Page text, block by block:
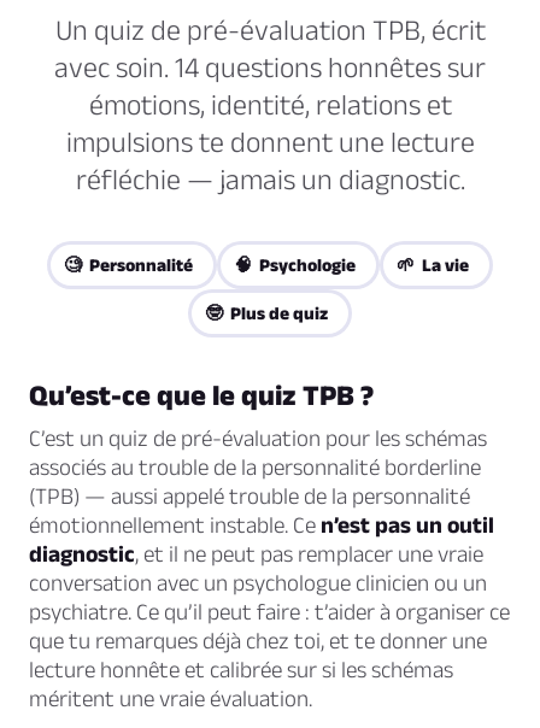
Un quiz de pré-évaluation TPB, écrit
avec soin. 14 questions honnêtes sur
émotions, identité, relations et
impulsions te donnent une lecture
réfléchie — jamais un diagnostic.
🧐 Personnalité 🧠 Psychologie 🌱 La vie
🤓 Plus de quiz
Qu’est-ce que le quiz TPB ?
C’est un quiz de pré-évaluation pour les schémas
associés au trouble de la personnalité borderline
(TPB) — aussi appelé trouble de la personnalité
émotionnellement instable. Ce n’est pas un outil
diagnostic, et il ne peut pas remplacer une vraie
conversation avec un psychologue clinicien ou un
psychiatre. Ce qu’il peut faire : t’aider à organiser ce
que tu remarques déjà chez toi, et te donner une
lecture honnête et calibrée sur si les schémas
méritent une vraie évaluation.